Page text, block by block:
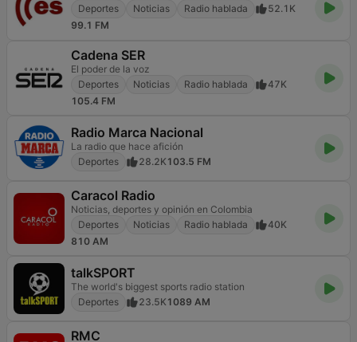
Deportes Noticias Radio hablada
52.1K
99.1 FM
Cadena SER
El poder de la voz
Deportes
Noticias Radio hablada
47K
105.4 FM
Radio Marca Nacional
La radio que hace afición
Deportes
28.2K103.5 FM
Caracol Radio
Noticias, deportes y opinión en Colombia
Deportes
Noticias Radio hablada
40K
810 AM
talkSPORT
The world's biggest sports radio station
Deportes
23.5K1089 AM
RMC